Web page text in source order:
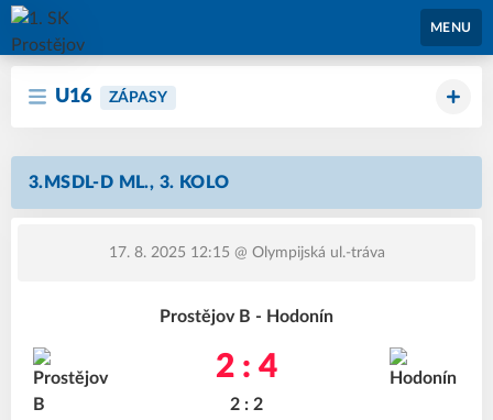
1. SK Prostějov
MENU
U16 ZÁPASY
3.MSDL-D ML., 3. KOLO
17. 8. 2025 12:15 @ Olympijská ul.-tráva
Prostějov B - Hodonín
2 : 4
2 : 2